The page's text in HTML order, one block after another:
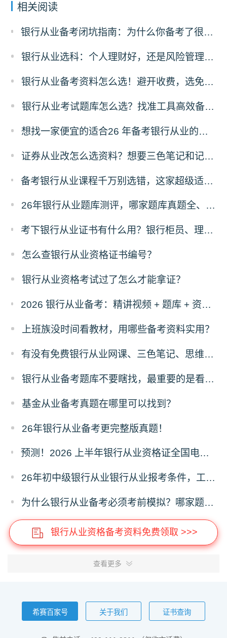
相关阅读
银行从业备考闭坑指南：为什么你备考了很久过不了？可能是刷错了题！
银行从业选科：个人理财好，还是风险管理更有前途？
银行从业备考资料怎么选！避开收费，选免费资料，省太多！
银行从业考试题库怎么选？找准工具高效备考！
想找一家便宜的适合26 年备考银行从业的刷题题库，求推荐！
证券从业改怎么选资料？想要三色笔记和记忆口诀资料哪里有？
备考银行从业课程千万别选错，这家超级适合零基础，主要还实惠！
26年银行从业题库测评，哪家题库真题全、免费东西多？
考下银行从业证书有什么用？银行柜员、理财经理、客户经理是否强制持证？
怎么查银行从业资格证书编号？
银行从业资格考试过了怎么才能拿证？
2026 银行从业备考：精讲视频 + 题库 + 资料一站式，零基础也能过
上班族没时间看教材，用哪些备考资料实用？
有没有免费银行从业网课、三色笔记、思维导图、计算公式！
银行从业备考题库不要瞎找，最重要的是看这三点！
基金从业备考真题在哪里可以找到？
26年银行从业备考更完整版真题！
预测！2026 上半年银行从业资格证全国电子证书什么时候开通下载？
26年初中级银行从业银行从业报考条件，工作年限有没有要求？
为什么银行从业备考必须考前模拟？哪家题库可机考模拟呢？
银行从业资格备考资料免费领取 >>>
查看更多
希赛百家号 关于我们 证书查询